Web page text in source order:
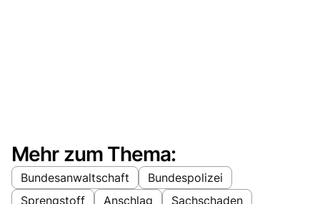
Mehr zum Thema:
Bundesanwaltschaft
Bundespolizei
Sprengstoff
Anschlag Sachschaden